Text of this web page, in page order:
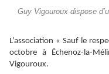
Guy Vigouroux dispose
L’association « Sauf le
octobre à Échenoz-la-
Vigouroux.